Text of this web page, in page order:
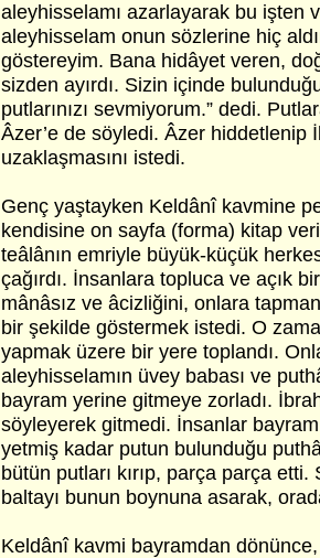
aleyhisselamı azarlayarak bu işten
aleyhisselam onun sözlerine hiç
göstereyim. Bana hidâyet veren,
sizden ayırdı. Sizin içinde
putlarınızı sevmiyorum.” dedi.
Âzer’e de söyledi. Âzer hiddetlenip
uzaklaşmasını istedi.
Genç yaştayken Keldânî kavmine
kendisine on sayfa (forma) kitap
teâlânın emriyle büyük-küçük
çağırdı. İnsanlara topluca ve açık
mânâsız ve âcizliğini, onlara
bir şekilde göstermek istedi. O
yapmak üzere bir yere toplandı.
aleyhisselamın üvey babası ve
bayram yerine gitmeye zorladı.
söyleyerek gitmedi. İnsanlar
yetmiş kadar putun bulunduğu
bütün putları kırıp, parça parça
baltayı bunun boynuna asarak,
Keldânî kavmi bayramdan dönünce,